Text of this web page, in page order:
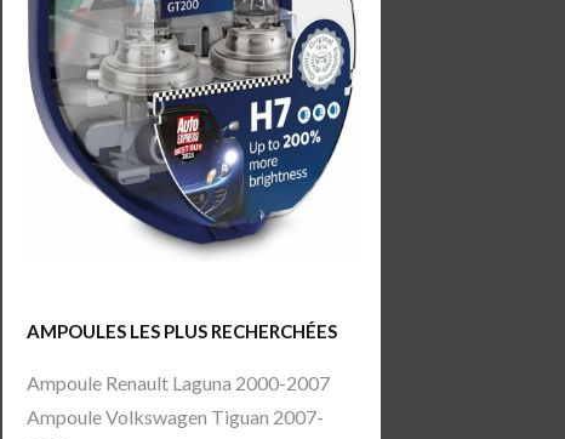
AMPOULES LES PLUS RECHERCHÉES
Ampoule Renault Laguna 2000-2007
Ampoule Volkswagen Tiguan 2007-